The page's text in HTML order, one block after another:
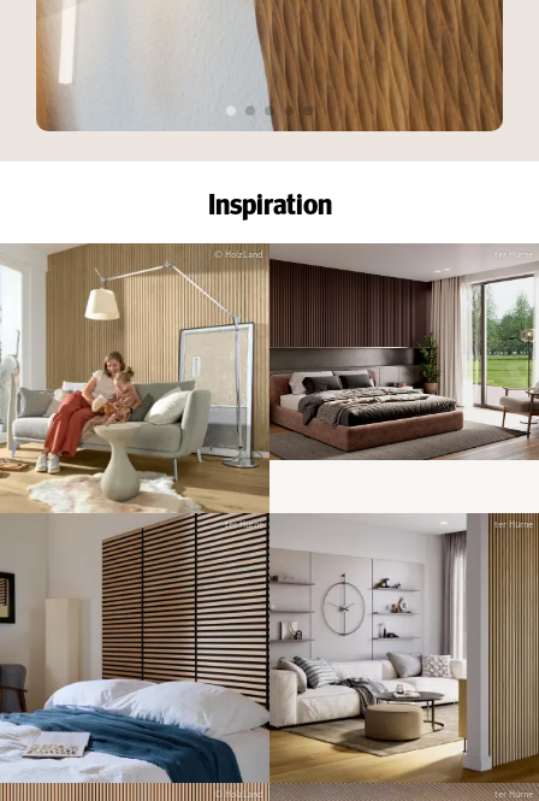
Inspiration
© HolzLand ter Hürne
ter Hürne ter Hürne
© HolzLand ter Hürne